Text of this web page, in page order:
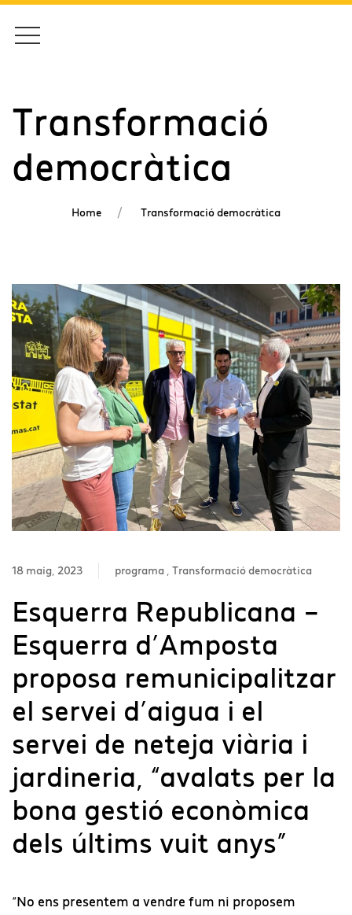
Transformació
democràtica
Home Transformació democràtica
18 maig, 2023 programa Transformació democràtica
Esquerra Republicana –
Esquerra d’Amposta
proposa remunicipalitzar
el servei d’aigua i el
servei de neteja viària i
jardineria, “avalats per la
bona gestió econòmica
dels últims vuit anys”
“No ens presentem a vendre fum ni proposem